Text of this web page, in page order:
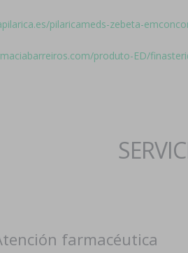
pilaricameds-zebeta-
produto-ED/
farmacéutica